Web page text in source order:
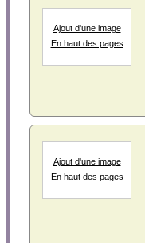
Ajout d'une image
En haut des pages
Ajout d'une image
En haut des pages